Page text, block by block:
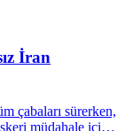
İran
çabaları sürerken,
müdahale için